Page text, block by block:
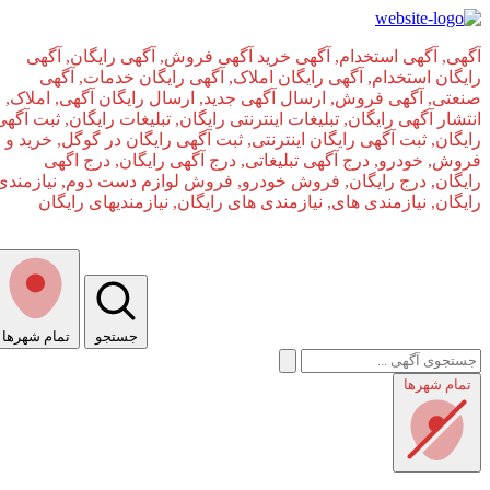
صفحه اصلی
آگهی, آگهی استخدام, آگهی خرید آگهی فروش, آگهی رایگان, آگهی
رایگان استخدام, آگهی رایگان املاک, آگهی رایگان خدمات, آگهی
صنعتی, آگهی فروش, ارسال آگهی جدید, ارسال رایگان آگهی, املاک,
انتشار آگهی رایگان, تبلیغات اینترنتی رایگان, تبلیغات رایگان, ثبت آگهی
رایگان, ثبت آگهی رایگان اینترنتی, ثبت آگهی رایگان در گوگل, خرید و
فروش, خودرو, درج آگهی تبلیغاتی, درج آگهی رایگان, درج اگهی
رایگان, درج رایگان, فروش خودرو, فروش لوازم دست دوم, نیازمندی
رایگان, نیازمندی های, نیازمندی‌ های رایگان, نیازمندیهای رایگان
تمام شهر‌ها جستجو
تمام شهر‌ها